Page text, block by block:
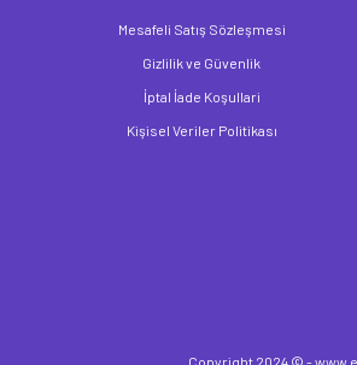
Mesafeli Satış Sözleşmesi
Gizlilik ve Güvenlik
İptal İade Koşullari
Kişisel Veriler Politikası